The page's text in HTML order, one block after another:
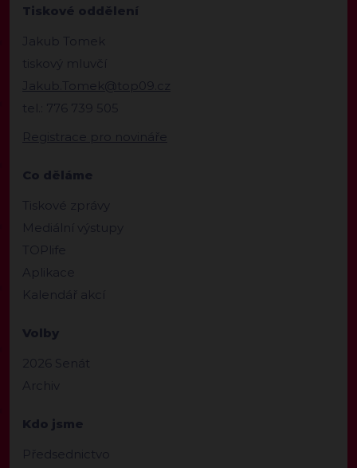
Tiskové oddělení
Jakub Tomek
tiskový mluvčí
Jakub.Tomek@top09.cz
tel.: 776 739 505
Registrace pro novináře
Co děláme
Tiskové zprávy
Mediální výstupy
TOPlife
Aplikace
Kalendář akcí
Volby
2026 Senát
Archiv
Kdo jsme
Předsednictvo